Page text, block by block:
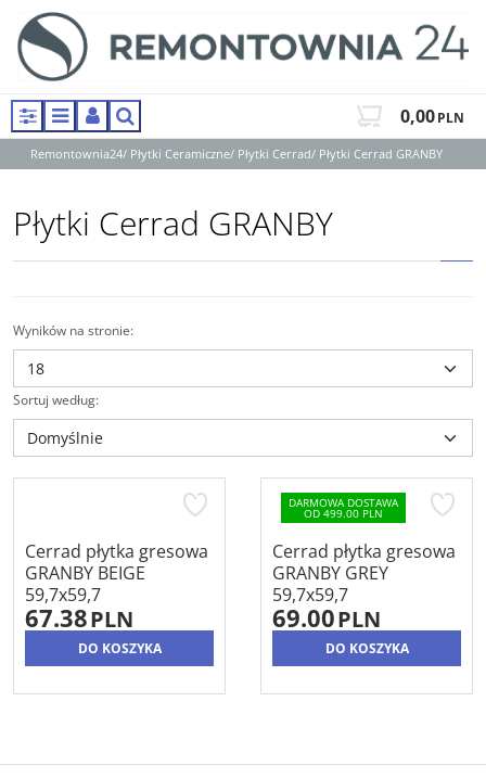
PanelMenuPanelSzukaj 0,00PLN
Remontownia24/ Płytki Ceramiczne/ Płytki Cerrad/ Płytki Cerrad GRANBY
Płytki Cerrad GRANBY
Wyników na stronie:
Sortuj według:
Cerrad płytka gresowa
GRANBY BEIGE
59,7x59,7
67.38PLN
DO KOSZYKA
DARMOWA DOSTAWA
OD 499.00 PLN
Cerrad płytka gresowa
GRANBY GREY
59,7x59,7
69.00PLN
DO KOSZYKA